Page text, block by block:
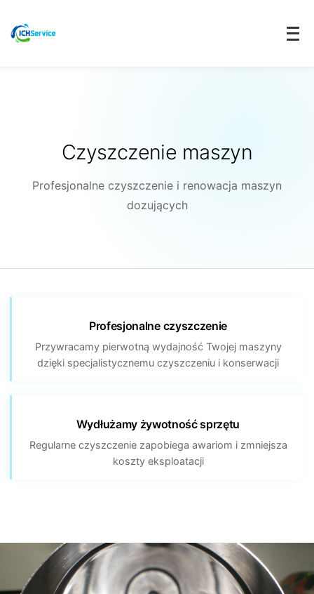
Czyszczenie maszyn
Profesjonalne czyszczenie i renowacja maszyn
dozujących
Profesjonalne czyszczenie
Przywracamy pierwotną wydajność Twojej maszyny
dzięki specjalistycznemu czyszczeniu i konserwacji
Wydłużamy żywotność sprzętu
Regularne czyszczenie zapobiega awariom i zmniejsza
koszty eksploatacji